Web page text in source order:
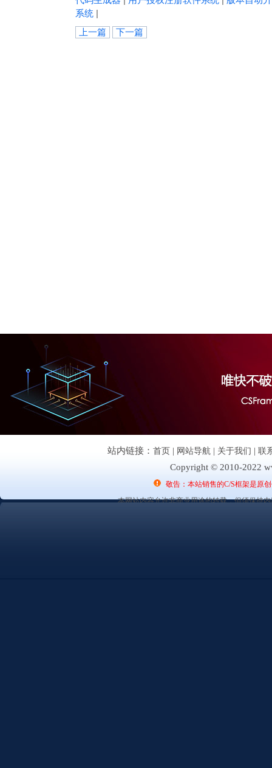
系统 |
上一篇
下一篇
站内链接： 首页 | 网站导航 | 关于我们 | 联
Copyright © 2010-2022
敬告：本站销售的C/S框架是原
本网站内容允许非商业用途的转载，但须保持